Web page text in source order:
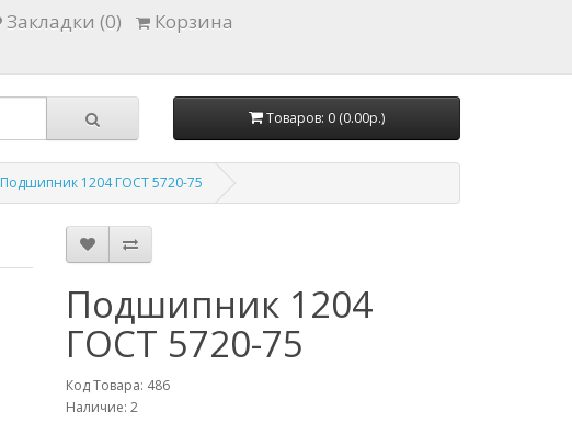
Закладки (0)
Корзина
Товаров: 0 (0.00р.)
Подшипник 1204 ГОСТ 5720-75
Подшипник 1204
ГОСТ 5720-75
Код Товара: 486
Наличие: 2